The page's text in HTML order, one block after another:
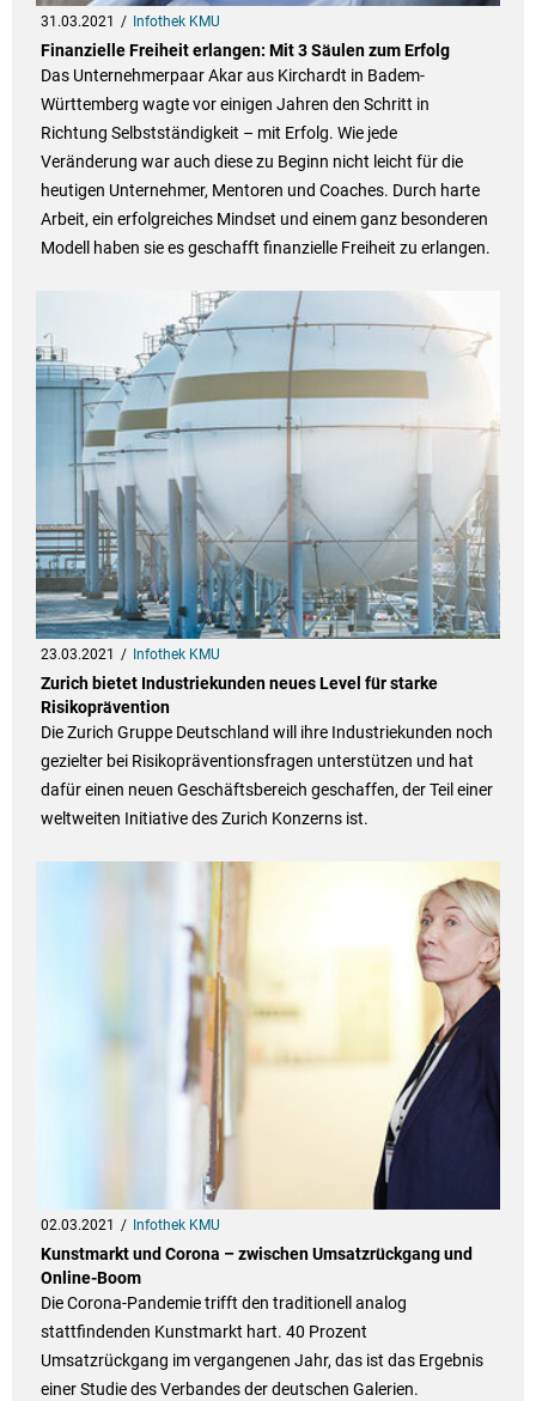
31.03.2021 Infothek KMU
Finanzielle Freiheit erlangen: Mit 3 Säulen zum Erfolg
Das Unternehmerpaar Akar aus Kirchardt in Badem-
Württemberg wagte vor einigen Jahren den Schritt in
Richtung Selbstständigkeit – mit Erfolg. Wie jede
Veränderung war auch diese zu Beginn nicht leicht für die
heutigen Unternehmer, Mentoren und Coaches. Durch harte
Arbeit, ein erfolgreiches Mindset und einem ganz besonderen
Modell haben sie es geschafft finanzielle Freiheit zu erlangen.
23.03.2021 Infothek KMU
Zurich bietet Industriekunden neues Level für starke
Risikoprävention
Die Zurich Gruppe Deutschland will ihre Industriekunden noch
gezielter bei Risikopräventionsfragen unterstützen und hat
dafür einen neuen Geschäftsbereich geschaffen, der Teil einer
weltweiten Initiative des Zurich Konzerns ist.
02.03.2021 Infothek KMU
Kunstmarkt und Corona – zwischen Umsatzrückgang und
Online-Boom
Die Corona-Pandemie trifft den traditionell analog
stattfindenden Kunstmarkt hart. 40 Prozent
Umsatzrückgang im vergangenen Jahr, das ist das Ergebnis
einer Studie des Verbandes der deutschen Galerien.